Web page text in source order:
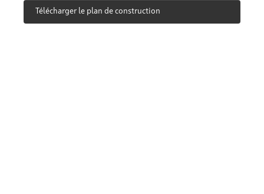
Télécharger le plan de construction